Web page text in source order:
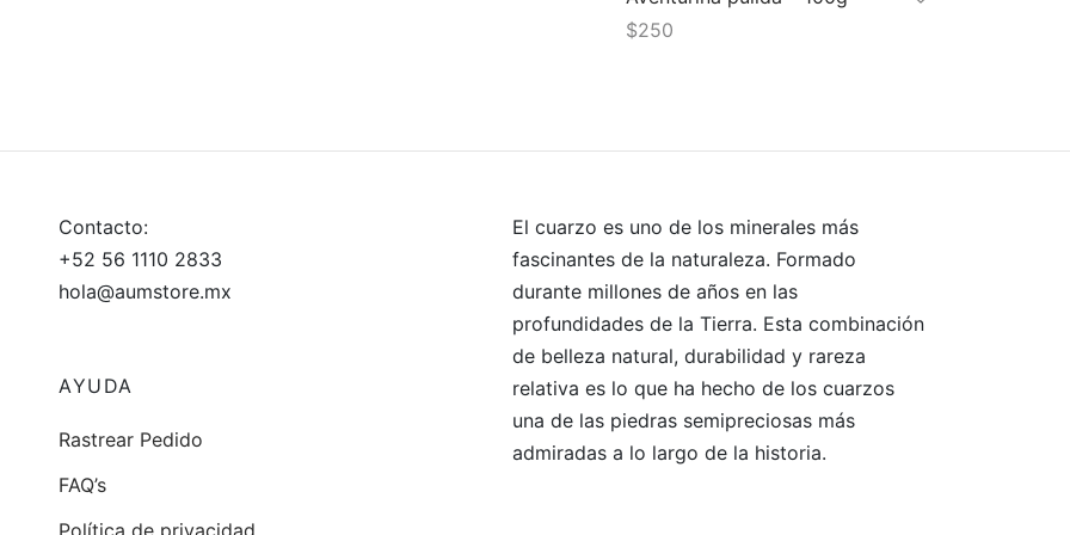
$250
Contacto:
+52 56 1110 2833
hola@aumstore.mx
AYUDA
Rastrear Pedido
FAQ’s
Política de privacidad
El cuarzo es uno de los minerales más
fascinantes de la naturaleza. Formado
durante millones de años en las
profundidades de la Tierra. Esta combinación
de belleza natural, durabilidad y rareza
relativa es lo que ha hecho de los cuarzos
una de las piedras semipreciosas más
admiradas a lo largo de la historia.